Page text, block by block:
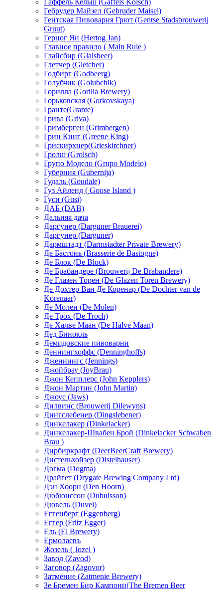
Гебрудер Майзел (Gebruder Maisel)
Гентская Пивоварня Грют (Gentse Stadsbrouwerij
Gruut)
Герцог Ян (Hеrtog Jan)
Главное правило ( Main Rule )
Глайсбир (Glaisbeer)
Глетчер (Gletcher)
Годбирг (Godbeerg)
Голубчик (Golubchik)
Горилла (Gorilla Brewery)
Горьковская (Gorkovskaya)
Гранте(Grante)
Грива (Griva)
Гримберген (Grimbergen)
Грин Кинг (Greene King)
Грискирхнер(Grieskirchner)
Гролш (Grolsch)
Групо Модело (Grupo Modelo)
Губерния (Gubernija)
Гудаль (Goudale)
Гуз Айленд ( Goose Island )
Гуси (Gusi)
ДАБ (DAB)
Дальняя дача
Даргунер (Darguner Brauerei)
Даргунер (Darguner)
Дармштадт (Darmstadter Private Brewery)
Де Бастонь (Brasserie de Bastogne)
Де Блок (De Block)
Де Брабандере (Brouwerij De Brabandere)
Де Глазен Торен (De Glazen Toren Brewery)
Де Дохтер Ван Де Коренар (De Dochter van de
Korenaar)
Де Молен (De Molen)
Де Трох (De Troch)
Де Халве Маан (De Halve Maan)
Дед Бинокль
Демидовские пивоварни
Деннингхоффc (Denninghoffs)
Дженнингс (Jennings)
Джойбрау (JoyBrau)
Джон Кепплерс (John Kepplers)
Джон Мартин (John Martin)
Джоус (Jaws)
Дилвинс (Brouwerij Dilewyns)
Дингслебенер (Dingslebener)
Динкелакер (Dinkelacker)
Динкелакер-Швабен Брой (Dinkelacker Schwaben
Brau )
Дирбиркрафт (DeerBeerCraft Brewery)
Дистельхойзер (Distelhauser)
Догма (Dogma)
Драйгет (Drygate Brewing Company Ltd)
Дэн Хоорн (Den Hoorn)
Дюбюиссон (Dubuisson)
Дювель (Duvel)
Еггенберг (Eggenberg)
Еггер (Fritz Egger)
Ель (El Brewery)
Ермолаевъ
Жозель ( Jozel )
Завод (Zavod)
Заговор (Zagovor)
Затмение (Zatmenie Вrewery)
Зе Бремен Бир Кампони(The Bremen Beer